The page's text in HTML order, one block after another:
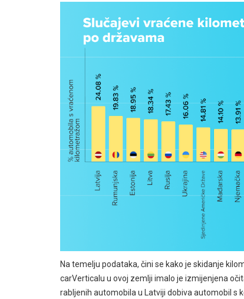
Na temelju podataka, čini se kako je skidanje
carVerticalu u ovoj zemlji imalo je izmijenjena
rabljenih automobila u Latviji dobiva automobil s